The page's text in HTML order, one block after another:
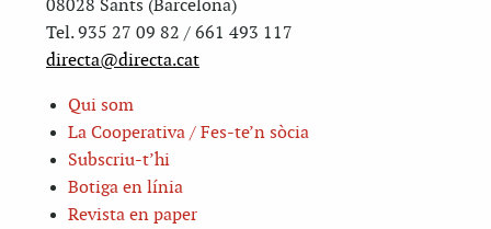
08028 Sants (Barcelona)
Tel. 935 27 09 82 / 661 493 117
directa@directa.cat
Qui som
La Cooperativa / Fes-te’n sòcia
Subscriu-t’hi
Botiga en línia
Revista en paper